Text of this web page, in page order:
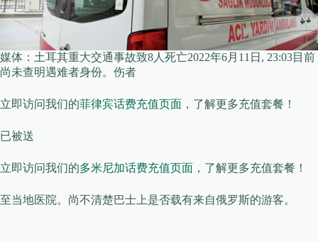
媒体：土耳其重大交通事故致8人死亡2022年6月11日, 23:03目前
尚未查明遇难者身份。伤者
立即访问我们的菲律宾话费充值页面 ，了解更多充值套餐！
已被送
立即访问我们的多米尼加话费充值页面 ，了解更多充值套餐！
至当地医院。尚不清楚巴士上是否载有来自俄罗斯的游客。